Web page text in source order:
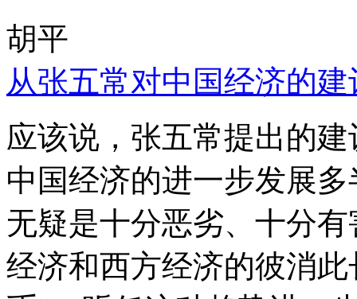
胡平
从张五常对中国经济的
应该说，张五常提出的
中国经济的进一步发展
无疑是十分恶劣、十分
经济和西方经济的彼消